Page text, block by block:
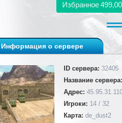
Избранное
Информация о сервере
ID сервера: 32405
Название сервера:
Адрес:
Игроки: 14 / 32
Карта: de_dust2